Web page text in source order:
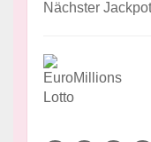
Nächster